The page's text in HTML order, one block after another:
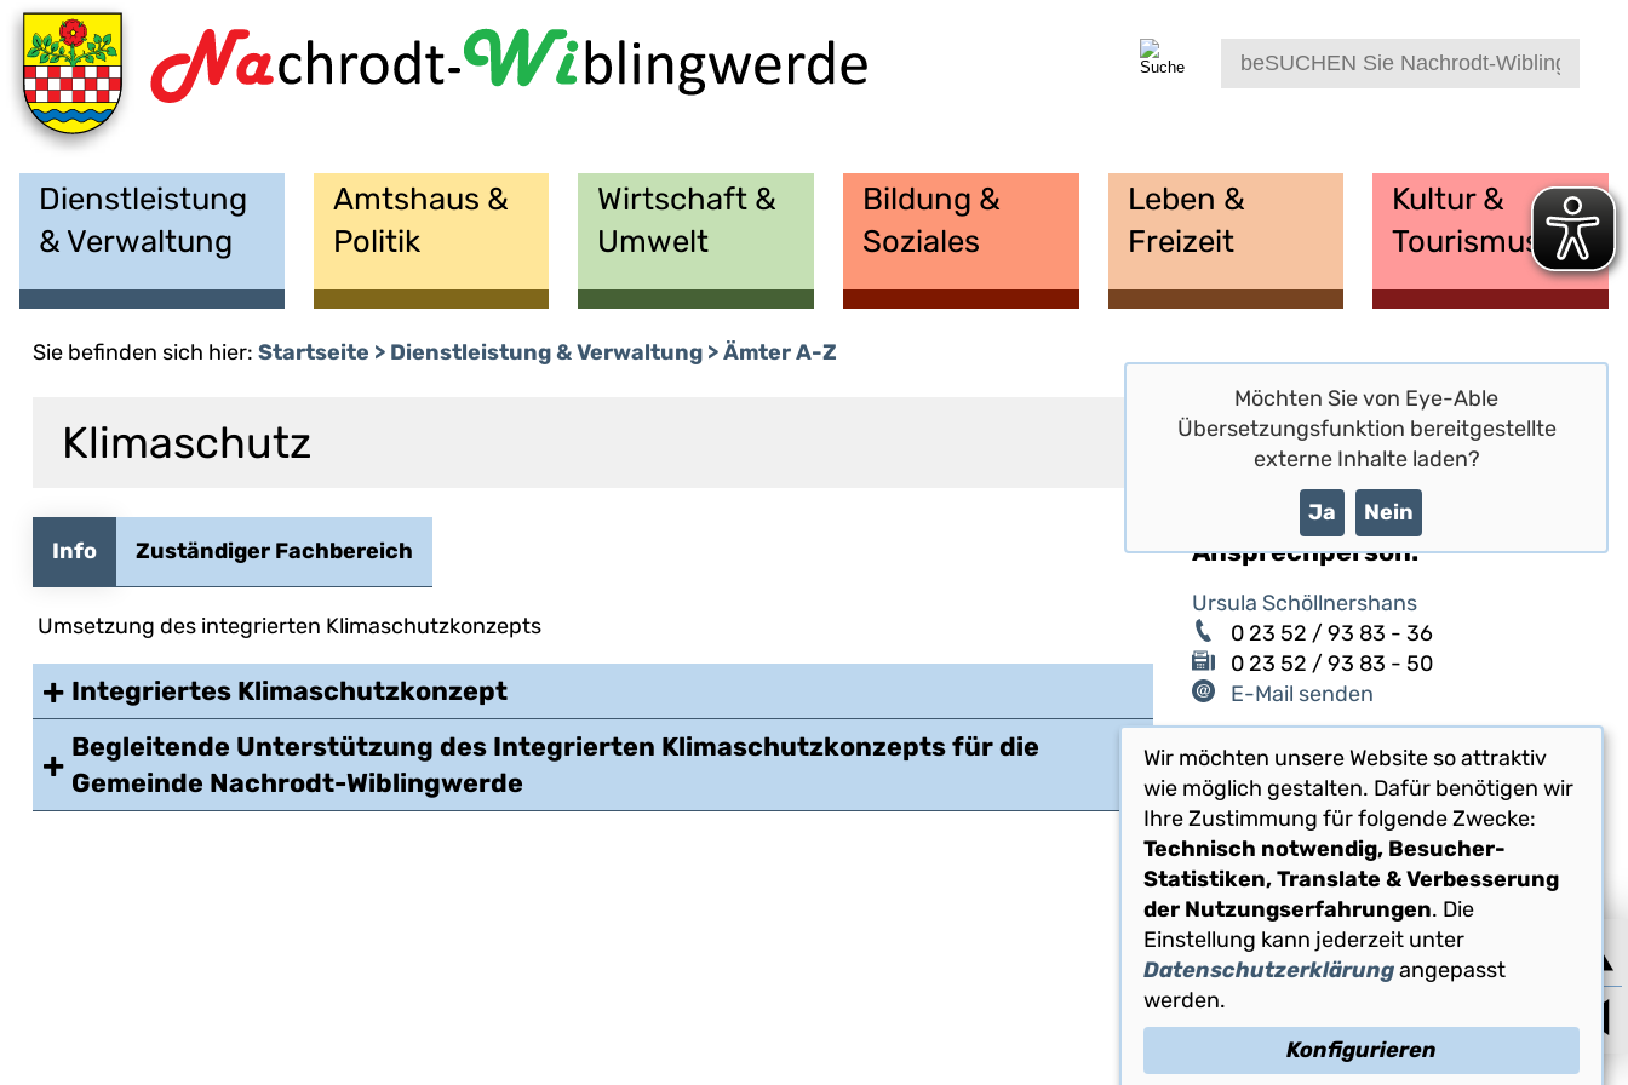
Möchten Sie von Eye-Able
Übersetzungsfunktion bereitgestellte
externe Inhalte laden?
Ja Nein
Dienstleistung
& Verwaltung
Amtshaus &
Politik
Wirtschaft &
Umwelt
Bildung &
Soziales
Leben &
Freizeit
Kultur &
Tourismus
Sie befinden sich hier: Startseite Dienstleistung & Verwaltung Ämter A-Z
Klimaschutz
Info Zuständiger Fachbereich
Umsetzung des integrierten Klimaschutzkonzepts
Integriertes Klimaschutzkonzept
Begleitende Unterstützung des Integrierten Klimaschutzkonzepts für die
Gemeinde Nachrodt-Wiblingwerde
Ansprechperson:
Ursula Schöllnershans
0 23 52 / 93 83 - 36
0 23 52 / 93 83 - 50
E-Mail senden
Wir möchten unsere Website so attraktiv
wie möglich gestalten. Dafür benötigen wir
Ihre Zustimmung für folgende Zwecke:
Technisch notwendig, Besucher-
Statistiken, Translate & Verbesserung
der Nutzungserfahrungen. Die
Einstellung kann jederzeit unter
Datenschutzerklärungangepasst
werden.
Konfigurieren